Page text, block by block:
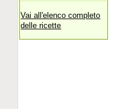
Vai all'elenco completo
delle ricette